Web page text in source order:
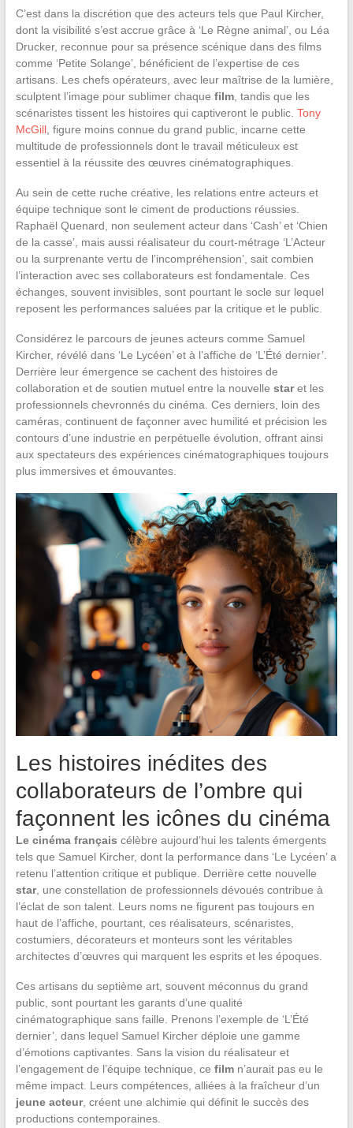
C’est dans la discrétion que des acteurs tels que Paul Kircher,
dont la visibilité s’est accrue grâce à ‘Le Règne animal’, ou Léa
Drucker, reconnue pour sa présence scénique dans des films
comme ‘Petite Solange’, bénéficient de l’expertise de ces
artisans. Les chefs opérateurs, avec leur maîtrise de la lumière,
sculptent l’image pour sublimer chaque film, tandis que les
scénaristes tissent les histoires qui captiveront le public. Tony
McGill, figure moins connue du grand public, incarne cette
multitude de professionnels dont le travail méticuleux est
essentiel à la réussite des œuvres cinématographiques.
Au sein de cette ruche créative, les relations entre acteurs et
équipe technique sont le ciment de productions réussies.
Raphaël Quenard, non seulement acteur dans ‘Cash’ et ‘Chien
de la casse’, mais aussi réalisateur du court-métrage ‘L’Acteur
ou la surprenante vertu de l’incompréhension’, sait combien
l’interaction avec ses collaborateurs est fondamentale. Ces
échanges, souvent invisibles, sont pourtant le socle sur lequel
reposent les performances saluées par la critique et le public.
Considérez le parcours de jeunes acteurs comme Samuel
Kircher, révélé dans ‘Le Lycéen’ et à l’affiche de ‘L’Été dernier’.
Derrière leur émergence se cachent des histoires de
collaboration et de soutien mutuel entre la nouvelle staret les
professionnels chevronnés du cinéma. Ces derniers, loin des
caméras, continuent de façonner avec humilité et précision les
contours d’une industrie en perpétuelle évolution, offrant ainsi
aux spectateurs des expériences cinématographiques toujours
plus immersives et émouvantes.
Les histoires inédites des
collaborateurs de l’ombre qui
façonnent les icônes du cinéma
Le cinéma français célèbre aujourd’hui les talents émergents
tels que Samuel Kircher, dont la performance dans ‘Le Lycéen’ a
retenu l’attention critique et publique. Derrière cette nouvelle
star, une constellation de professionnels dévoués contribue à
l’éclat de son talent. Leurs noms ne figurent pas toujours en
haut de l’affiche, pourtant, ces réalisateurs, scénaristes,
costumiers, décorateurs et monteurs sont les véritables
architectes d’œuvres qui marquent les esprits et les époques.
Ces artisans du septième art, souvent méconnus du grand
public, sont pourtant les garants d’une qualité
cinématographique sans faille. Prenons l’exemple de ‘L’Été
dernier’, dans lequel Samuel Kircher déploie une gamme
d’émotions captivantes. Sans la vision du réalisateur et
l’engagement de l’équipe technique, ce filmn’aurait pas eu le
même impact. Leurs compétences, alliées à la fraîcheur d’un
jeune acteur, créent une alchimie qui définit le succès des
productions contemporaines.